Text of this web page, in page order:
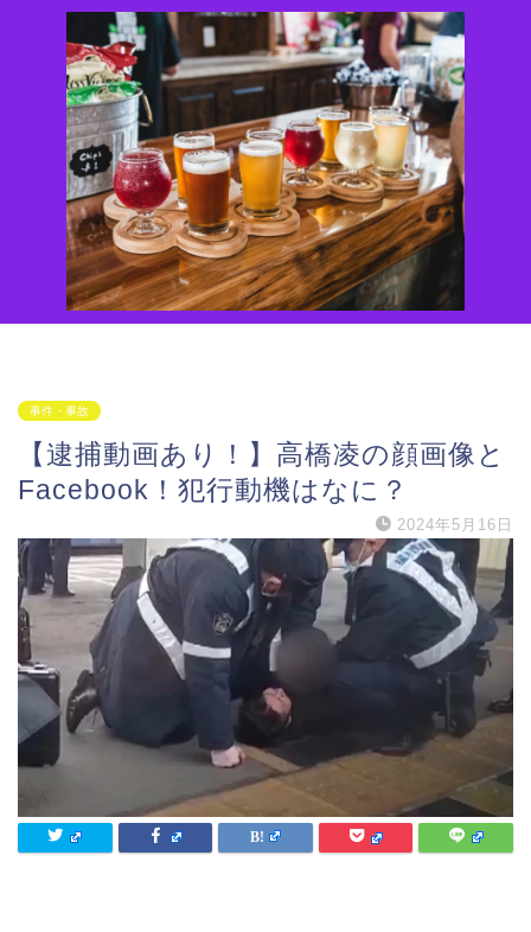
事件・事故
【逮捕動画あり！】高橋凌の顔画像と
Facebook！犯行動機はなに？
2024年5月16日